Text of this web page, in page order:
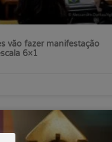
vão fazer manifestação
6×1